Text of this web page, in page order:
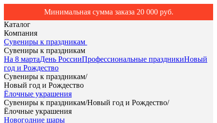
Минимальная сумма заказа 20 000 руб.
Каталог
Компания
Сувениры к праздникам
Сувениры к праздникам
На 8 мартаДень РоссииПрофессиональные праздникиНовый
год и Рождество
Сувениры к праздникам/
Новый год и Рождество
Ёлочные украшения
Сувениры к праздникам/Новый год и Рождество/
Ёлочные украшения
Новогодние шары